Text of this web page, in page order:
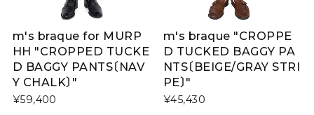
m's braque for MURP
HH "CROPPED TUCKE
D BAGGY PANTS〔NAV
Y CHALK〕"
¥59,400
m's braque "CROPPE
D TUCKED BAGGY PA
NTS〔BEIGE/GRAY STRI
PE〕"
¥45,430